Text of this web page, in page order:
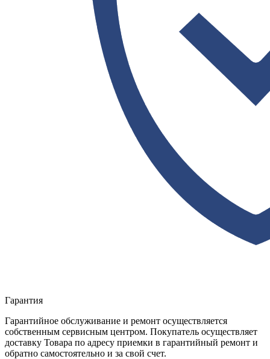
Гарантия
Гарантийное обслуживание и ремонт осуществляется
собственным сервисным центром. Покупатель осуществляет
доставку Товара по адресу приемки в гарантийный ремонт и
обратно самостоятельно и за свой счет.